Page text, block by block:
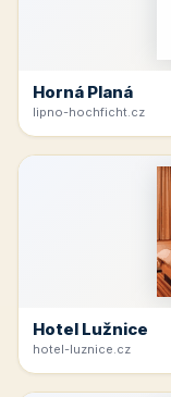
Horná Planá
lipno-hochficht.cz
Hotel Lužnice
hotel-luznice.cz